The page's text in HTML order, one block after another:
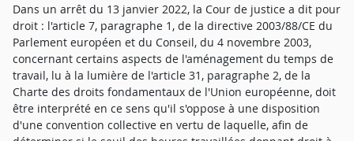
Dans un arrêt du 13 janvier 2022, la Cour de justice a dit pour
droit : l'article 7, paragraphe 1, de la directive 2003/88/CE du
Parlement européen et du Conseil, du 4 novembre 2003,
concernant certains aspects de l'aménagement du temps de
travail, lu à la lumière de l'article 31, paragraphe 2, de la
Charte des droits fondamentaux de l'Union européenne, doit
être interprété en ce sens qu'il s'oppose à une disposition
d'une convention collective en vertu de laquelle, afin de